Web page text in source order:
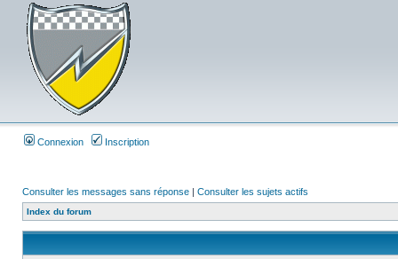
Connexion Inscription
Consulter les messages sans réponse | Consulter les sujets actifs
Index du forum